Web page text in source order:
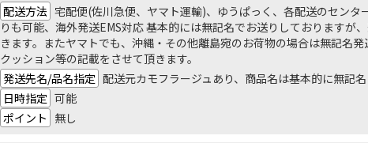
配送方法 宅配便(佐川急便、ヤマト運輸)、ゆうぱっく、各配送のセン
りも可能、海外発送EMS対応 基本的には無記名でお送りしておりますが
きます。またヤマトでも、沖縄・その他離島宛のお荷物の場合は無記名
クッション等の記載をさせて頂きます。
発送先名/品名指定 配送元カモフラージュあり、商品名は基本的に無記名
日時指定 可能
ポイント 無し